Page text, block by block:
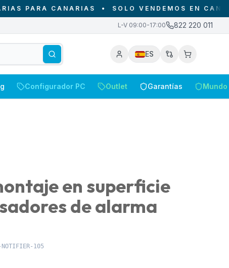
CANARIAS •SOLO VENDEMOS EN CANARIAS
L-V 09:00-17:00 822 220 011
ES
Configurador PC Outlet Garantías
en superficie
de alarma
NOTIFIER-105